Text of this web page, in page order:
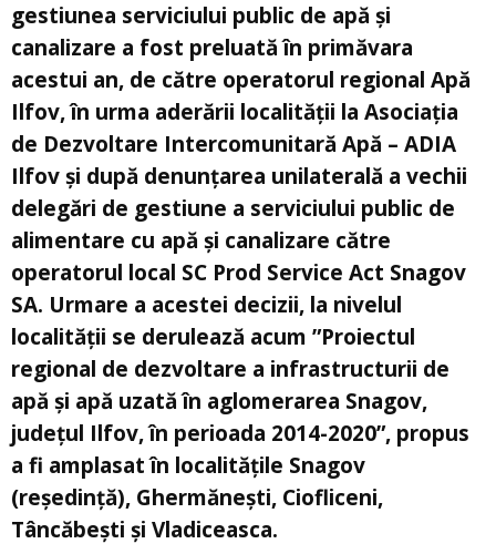
gestiunea serviciului public de apă și
canalizare a fost preluată în primăvara
acestui an, de către operatorul regional Apă
Ilfov, în urma aderării localității la Asociația
de Dezvoltare Intercomunitară Apă – ADIA
Ilfov și după denunțarea unilaterală a vechii
delegări de gestiune a serviciului public de
alimentare cu apă și canalizare către
operatorul local SC Prod Service Act Snagov
SA. Urmare a acestei decizii, la nivelul
localității se derulează acum ”Proiectul
regional de dezvoltare a infrastructurii de
apă și apă uzată în aglomerarea Snagov,
județul Ilfov, în perioada 2014-2020”, propus
a fi amplasat în localitățile Snagov
(reședință), Ghermănești, Ciofliceni,
Tâncăbești și Vladiceasca.